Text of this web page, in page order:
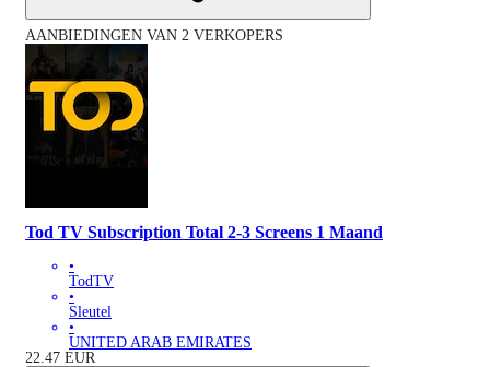
AANBIEDINGEN VAN 2 VERKOPERS
Tod TV Subscription Total 2-3 Screens 1 Maand
•
TodTV
•
Sleutel
•
UNITED ARAB EMIRATES
22.47 EUR